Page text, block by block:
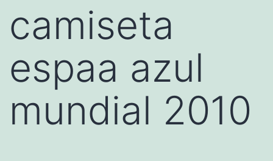
camiseta
espaa azul
mundial 2010